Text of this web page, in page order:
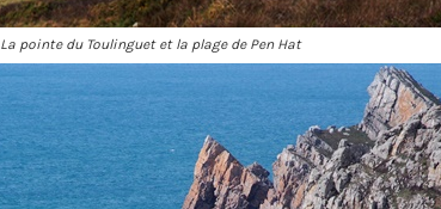
La pointe du Toulinguet et la plage de Pen Hat